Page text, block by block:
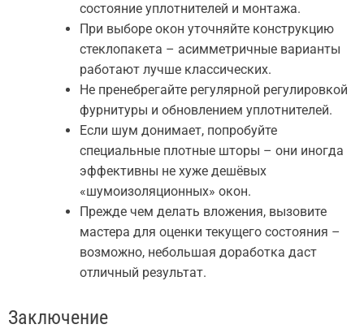
состояние уплотнителей и монтажа.
При выборе окон уточняйте конструкцию
стеклопакета – асимметричные варианты
работают лучше классических.
Не пренебрегайте регулярной регулировкой
фурнитуры и обновлением уплотнителей.
Если шум донимает, попробуйте
специальные плотные шторы – они иногда
эффективны не хуже дешёвых
«шумоизоляционных» окон.
Прежде чем делать вложения, вызовите
мастера для оценки текущего состояния –
возможно, небольшая доработка даст
отличный результат.
Заключение